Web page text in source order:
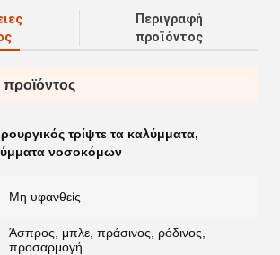
Περιγραφή
προϊόντος
προϊόντος
τρίψτε τα καλύμματα,
νοσοκόμων
Μη υφανθείς
Άσπρος, μπλε, πράσινος, ρόδινος,
προσαρμογή